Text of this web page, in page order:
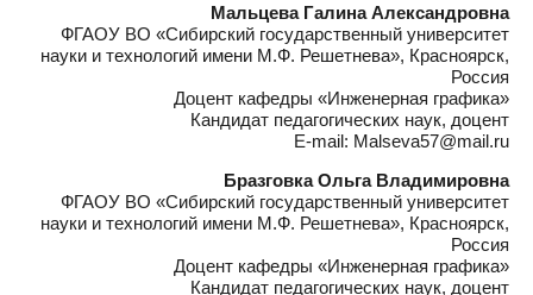
Мальцева Галина Александровна
ФГАОУ ВО «Сибирский государственный университет
науки и технологий имени М.Ф. Решетнева», Красноярск,
Россия
Доцент кафедры «Инженерная графика»
Кандидат педагогических наук, доцент
E-mail: Malseva57@mail.ru
Бразговка Ольга Владимировна
ФГАОУ ВО «Сибирский государственный университет
науки и технологий имени М.Ф. Решетнева», Красноярск,
Россия
Доцент кафедры «Инженерная графика»
Кандидат педагогических наук, доцент